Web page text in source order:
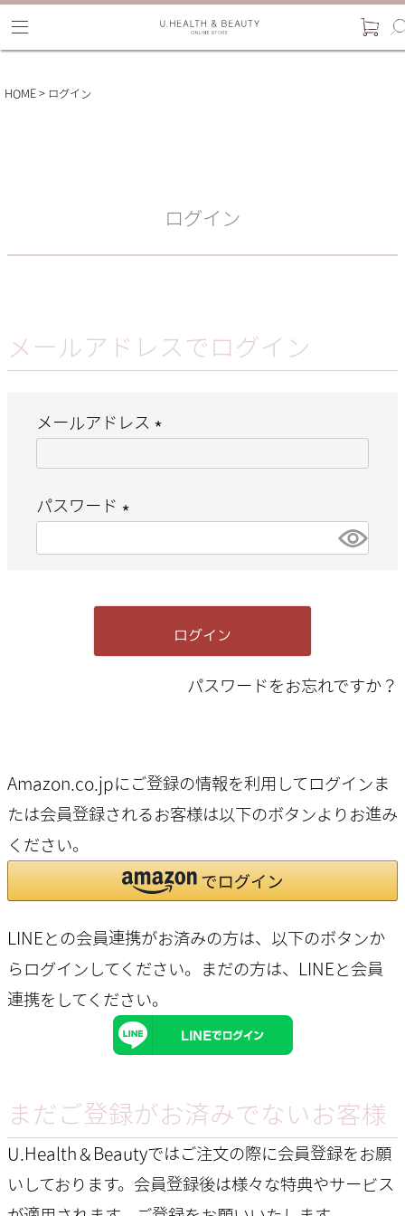
HOME ログイン
ログイン
メールアドレスでログイン
メールアドレス
須
)
パスワード
須
ログイン
パスワードをお忘れですか？
Amazon.co.jpにご登録の情報を利用してログインま
たは会員登録されるお客様は以下のボタンよりお進み
ください。
LINEとの会員連携がお済みの方は、以下のボタンか
らログインしてください。まだの方は、
LINEと会員
連携をしてください。
まだご登録がお済みでないお客様
U.Health＆Beautyではご注文の際に会員登録をお願
いしております。会員登録後は様々な特典やサービス